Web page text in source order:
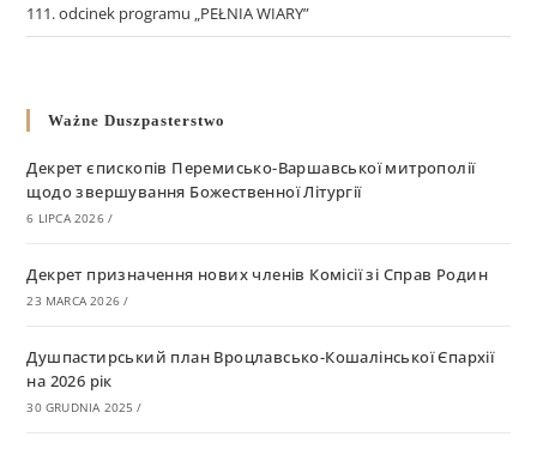
111. odcinek programu „PEŁNIA WIARY”
Ważne Duszpasterstwo
Декрет єпископів Перемисько-Варшавської митрополії
щодо звершування Божественної Літургії
6 LIPCA 2026 /
Декрет призначення нових членів Комісії зі Справ Родин
23 MARCA 2026 /
Душпастирський план Вроцлавсько-Кошалінської Єпархії
на 2026 рік
30 GRUDNIA 2025 /